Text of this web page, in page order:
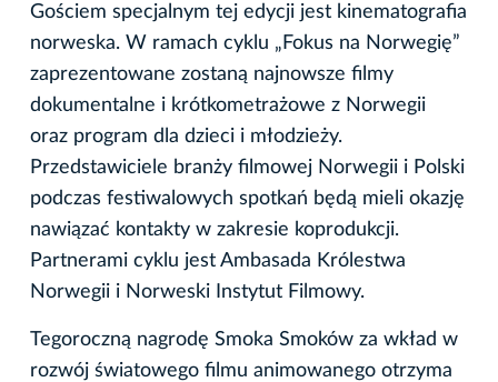
Gościem specjalnym tej edycji jest kinematografia
norweska. W ramach cyklu „Fokus na Norwegię”
zaprezentowane zostaną najnowsze filmy
dokumentalne i krótkometrażowe z Norwegii
oraz program dla dzieci i młodzieży.
Przedstawiciele branży filmowej Norwegii i Polski
podczas festiwalowych spotkań będą mieli okazję
nawiązać kontakty w zakresie koprodukcji.
Partnerami cyklu jest Ambasada Królestwa
Norwegii i Norweski Instytut Filmowy.
Tegoroczną nagrodę Smoka Smoków za wkład w
rozwój światowego filmu animowanego otrzyma